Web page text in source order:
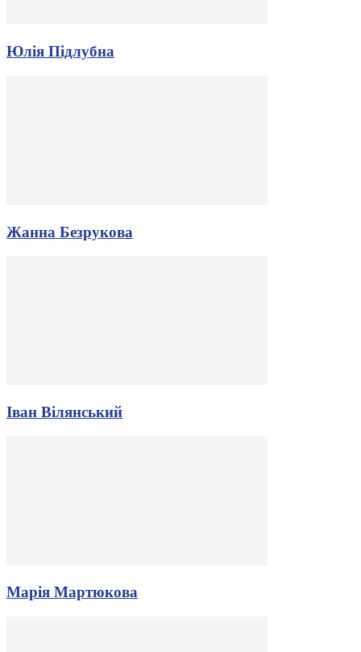
Юлія Підлубна
Жанна Безрукова
Іван Вілянський
Марія Мартюкова